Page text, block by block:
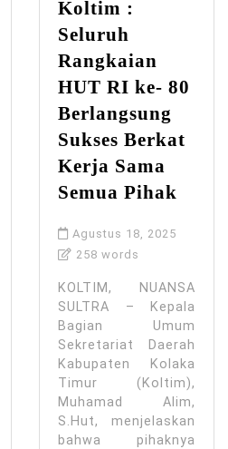
Koltim :
Seluruh
Rangkaian
HUT RI ke- 80
Berlangsung
Sukses Berkat
Kerja Sama
Semua Pihak
Agustus 18, 2025
258 words
KOLTIM, NUANSA
SULTRA – Kepala
Bagian Umum
Sekretariat Daerah
Kabupaten Kolaka
Timur (Koltim),
Muhamad Alim,
S.Hut, menjelaskan
bahwa pihaknya